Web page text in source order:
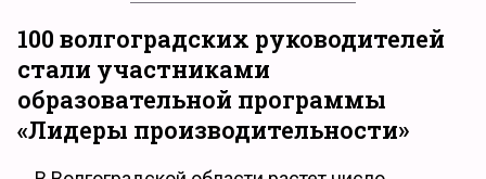
100 волгоградских руководителей
стали участниками
образовательной программы
«Лидеры производительности»